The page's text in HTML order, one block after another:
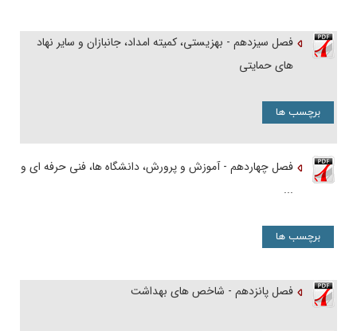
فصل سیزدهم - بهزیستی، کمیته امداد، جانبازان و سایر نهاد
های حمایتی
برچسب ها
فصل چهاردهم - آموزش و پرورش، دانشگاه ها، فنی حرفه ای و
...
برچسب ها
فصل پانزدهم - شاخص های بهداشت